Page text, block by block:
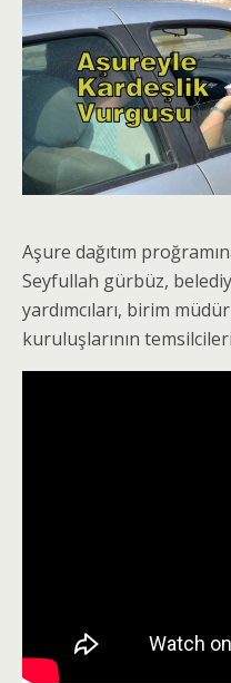
Aşure dağıtım
Seyfullah gürbüz,
yardımcıları, birim
kuruluşlarının temsilcileri